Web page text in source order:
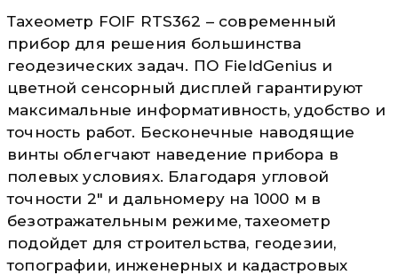
Тахеометр FOIF RTS362 – современный
прибор для решения большинства
геодезических задач. ПО FieldGenius и
цветной сенсорный дисплей гарантируют
максимальные информативность, удобство и
точность работ. Бесконечные наводящие
винты облегчают наведение прибора в
полевых условиях. Благодаря угловой
точности 2″ и дальномеру на 1000 м в
безотражательным режиме, тахеометр
подойдет для строительства, геодезии,
топографии, инженерных и кадастровых